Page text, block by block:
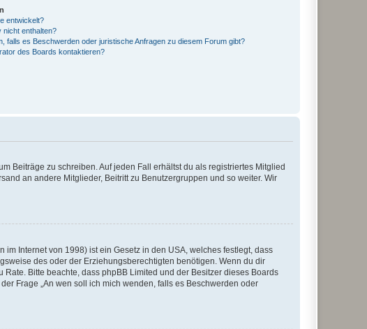
entwickelt?
nicht enthalten?
falls es Beschwerden oder juristische Anfragen zu diesem Forum gibt?
des Boards kontaktieren?
Beiträge zu schreiben. Auf jeden Fall erhältst du als registriertes Mitglied
an andere Mitglieder, Beitritt zu Benutzergruppen und so weiter. Wir
Internet von 1998) ist ein Gesetz in den USA, welches festlegt, dass
des oder der Erziehungsberechtigten benötigen. Wenn du dir
Bitte beachte, dass phpBB Limited und der Besitzer dieses Boards
Frage „An wen soll ich mich wenden, falls es Beschwerden oder